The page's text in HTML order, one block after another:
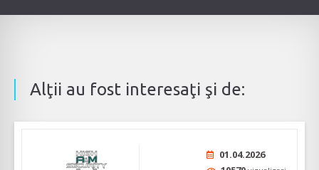
Alţii au fost interesaţi şi de:
01.04.2026